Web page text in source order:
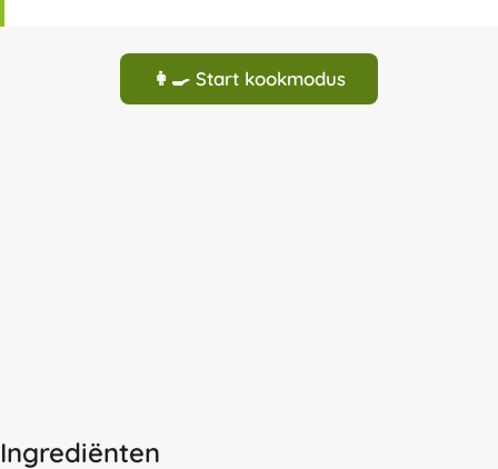
👩‍🍳 Start kookmodus
Ingrediënten